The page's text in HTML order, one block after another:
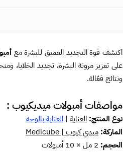
اكتشف قوة التجديد العميق للبشرة مع
ونتائج فعّالة.
مواصفات أمبولات ميديكيوب :
نوع المنتج: العناية | العناية بالوجه
الماركة: ميدي كيوب | Medicube
الحجم: 2 مل × 10 أمبولات